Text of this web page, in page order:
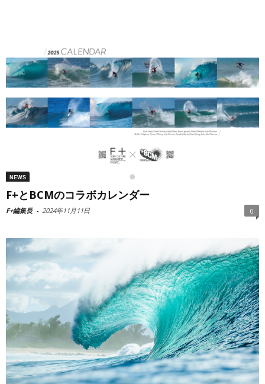
NEWS
F+とBCMのコラボカレンダー
F+編集長 - 2024年11月11日 0